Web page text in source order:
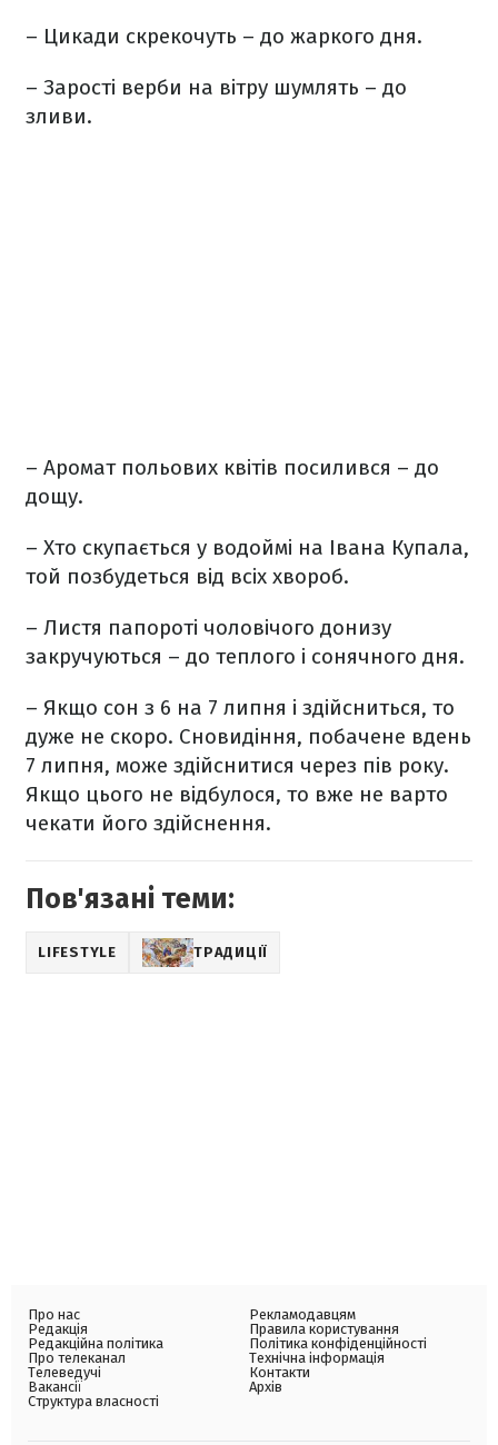
– Цикади скрекочуть – до жаркого дня.
– Зарості верби на вітру шумлять – до
зливи.
– Аромат польових квітів посилився – до
дощу.
– Хто скупається у водоймі на Івана Купала,
той позбудеться від всіх хвороб.
– Листя папороті чоловічого донизу
закручуються – до теплого і сонячного дня.
– Якщо сон з 6 на 7 липня і здійсниться, то
дуже не скоро. Сновидіння, побачене вдень
7 липня, може здійснитися через пів року.
Якщо цього не відбулося, то вже не варто
чекати його здійснення.
Пов'язані теми:
LIFESTYLE ТРАДИЦІЇ
Про нас
Редакція
Редакційна політика
Про телеканал
Телеведучі
Вакансії
Структура власності
Рекламодавцям
Правила користування
Політика конфіденційності
Технічна інформація
Контакти
Архів